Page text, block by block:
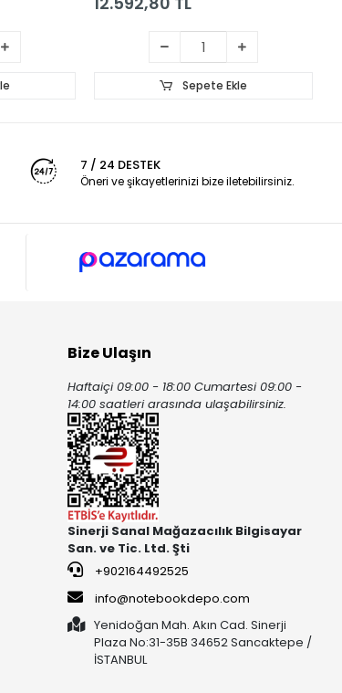
Sepete Ekle
7 / 24 DESTEK
Öneri ve şikayetlerinizi bize iletebilirsiniz.
Bize Ulaşın
Haftaiçi 09:00 - 18:00 Cumartesi 09:00 -
14:00 saatleri arasında ulaşabilirsiniz.
Sinerji Sanal Mağazacılık Bilgisayar
San. ve Tic. Ltd. Şti
+902164492525
info@notebookdepo.com
Yenidoğan Mah. Akın Cad. Sinerji
Plaza No:31-35B 34652 Sancaktepe /
İSTANBUL